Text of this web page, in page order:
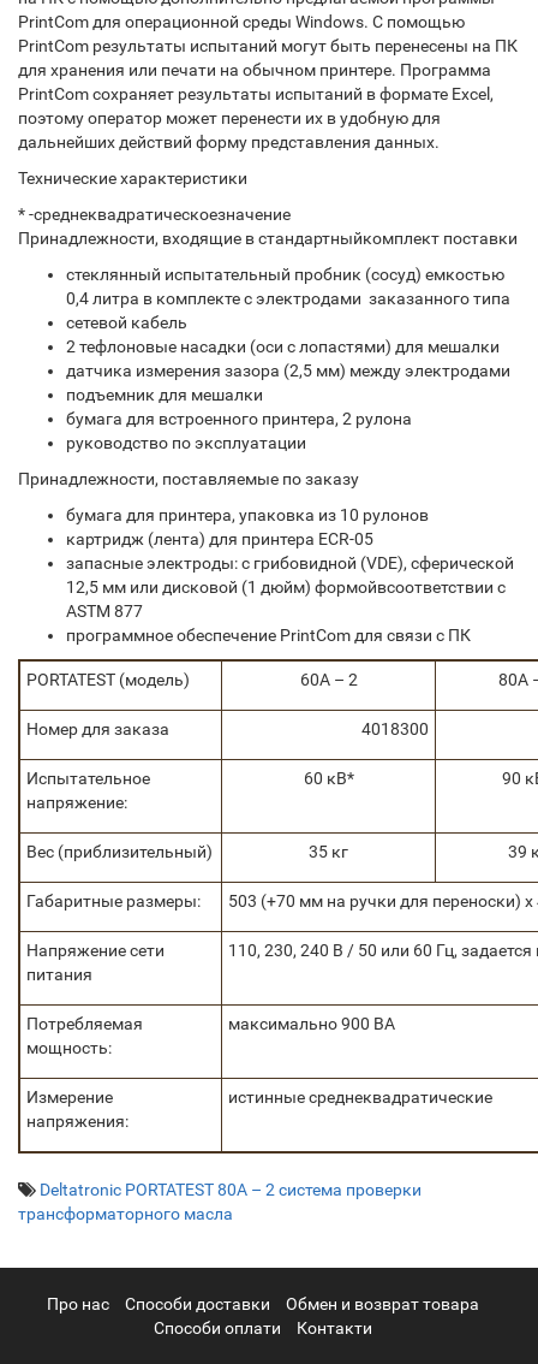
PrintCom для операционной среды Windows. С помощью
PrintCom результаты испытаний могут быть перенесены на ПК
для хранения или печати на обычном принтере. Программа
PrintCom сохраняет результаты испытаний в формате Excel,
поэтому оператор может перенести их в удобную для
дальнейших действий форму представления данных.
Технические характеристики
* -среднеквадратическоезначение
Принадлежности, входящие в стандартныйкомплект поставки
стеклянный испытательный пробник (сосуд) емкостью
0,4 литра в комплекте с электродами заказанного типа
сетевой кабель
2 тефлоновые насадки (оси с лопастями) для мешалки
датчика измерения зазора (2,5 мм) между электродами
подъемник для мешалки
бумага для встроенного принтера, 2 рулона
руководство по эксплуатации
Принадлежности, поставляемые по заказу
бумага для принтера, упаковка из 10 рулонов
картридж (лента) для принтера ECR-05
запасные электроды: с грибовидной (VDE), сферической
12,5 мм или дисковой (1 дюйм) формойвсоответствии с
ASTM 877
программное обеспечение PrintCom для связи с ПК
PORTATEST (модель) 60A – 2 80A
Номер для заказа 4018300
Испытательное
напряжение:
60 кВ* 90
Вес (приблизительный) 35 кг 39
Габаритные размеры: 503 (+70 мм на ручки для переноски)
Напряжение сети
питания
110, 230, 240 В / 50 или 60 Гц,
Потребляемая
мощность:
максимально 900 ВА
Измерение
напряжения:
истинные среднеквадратические
Deltatronic PORTATEST 80A – 2 система проверки
трансформаторного масла
Про нас Cпособи доставки
Обмен и возврат товара
Способи оплати
Контакти